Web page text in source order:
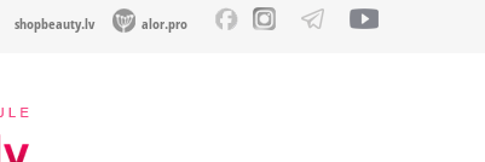
shopbeauty.lv alor.pro